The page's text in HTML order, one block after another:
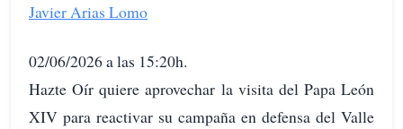
Javier Arias Lomo
02/06/2026 a las 15:20h.
Hazte Oír quiere aprovechar la visita del Papa León
XIV para reactivar su campaña en defensa del Valle